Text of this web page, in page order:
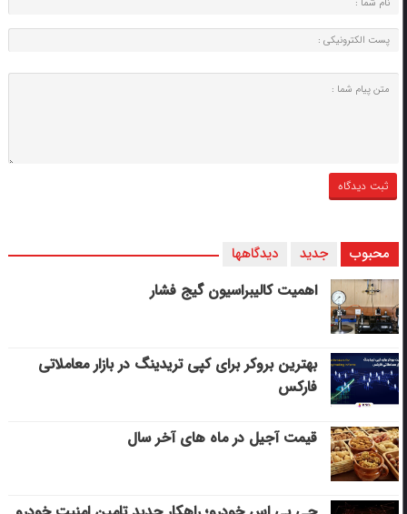
محبوب جدید دیدگاهها
اهمیت کالیبراسیون گیج فشار
بهترین بروکر برای کپی‌ تریدینگ در بازار معاملاتی
فارکس
قیمت آجیل در ماه های آخر سال